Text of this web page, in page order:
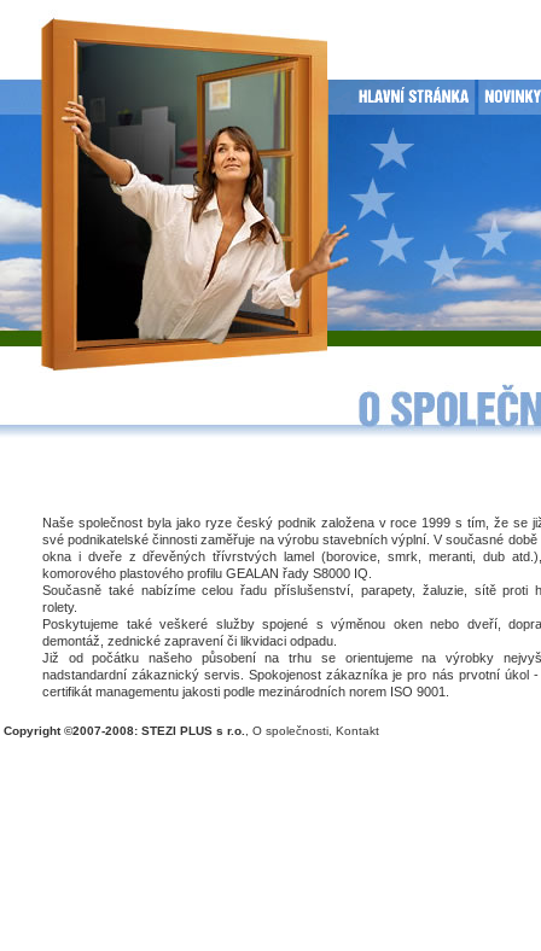
Naše společnost byla jako ryze český podnik založena v roce 1999 s tím, že se
své podnikatelské činnosti zaměřuje na výrobu stavebních výplní. V současné
okna i dveře z dřevěných třívrstvých lamel (borovice, smrk, meranti, dub
komorového plastového profilu GEALAN řady S8000 IQ.
Současně také nabízíme celou řadu příslušenství, parapety, žaluzie, sítě proti
rolety.
Poskytujeme také veškeré služby spojené s výměnou oken nebo dveří,
demontáž, zednické zapravení či likvidaci odpadu.
Již od počátku našeho působení na trhu se orientujeme na výrobky
nadstandardní zákaznický servis. Spokojenost zákazníka je pro nás prvotní úkol
certifikát managementu jakosti podle mezinárodních norem ISO 9001.
Copyright ©2007-2008: STEZI PLUS s r.o. O společnosti Kontakt